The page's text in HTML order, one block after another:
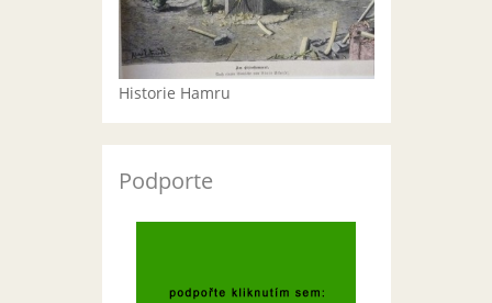
Historie Hamru
Podporte